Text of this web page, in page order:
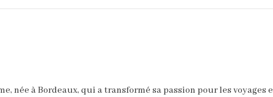
née à Bordeaux, qui a transformé sa passion pour les